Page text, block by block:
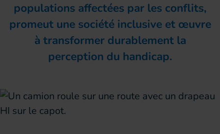
populations affectées par les conflits,
promeut une société inclusive et œuvre
à transformer durablement la
perception du handicap.